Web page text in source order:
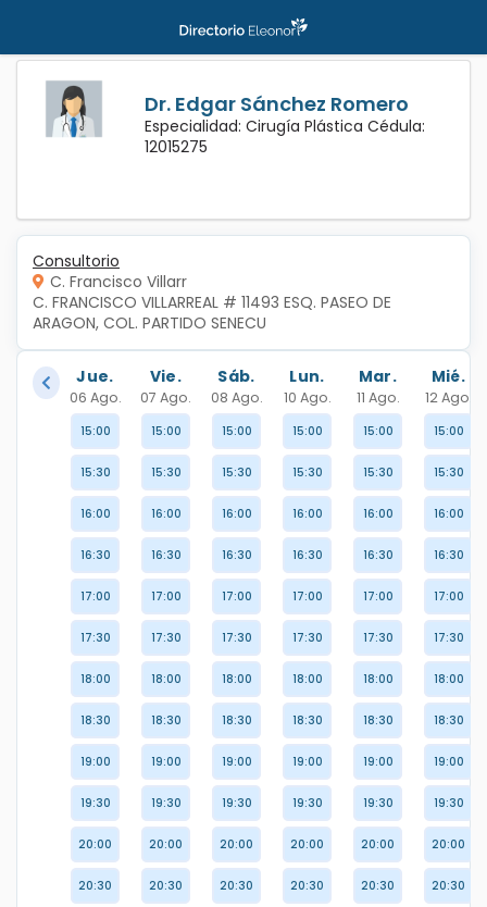
Dr. Edgar Sánchez Romero
Especialidad: Cirugía Plástica Cédula:
12015275
Consultorio
C. Francisco Villarr
C. FRANCISCO VILLARREAL # 11493 ESQ. PASEO DE
ARAGON, COL. PARTIDO SENECU
Jue.
06 Ago.
Vie.
07 Ago.
Sáb.
08 Ago.
Lun.
10 Ago.
Mar.
11 Ago.
Mié.
12 Ago.
15:00
15:30
16:00
16:30
17:00
17:30
18:00
18:30
19:00
19:30
20:00
20:30
15:00
15:30
16:00
16:30
17:00
17:30
18:00
18:30
19:00
19:30
20:00
20:30
15:00
15:30
16:00
16:30
17:00
17:30
18:00
18:30
19:00
19:30
20:00
20:30
15:00
15:30
16:00
16:30
17:00
17:30
18:00
18:30
19:00
19:30
20:00
20:30
15:00
15:30
16:00
16:30
17:00
17:30
18:00
18:30
19:00
19:30
20:00
20:30
15:00
15:30
16:00
16:30
17:00
17:30
18:00
18:30
19:00
19:30
20:00
20:30